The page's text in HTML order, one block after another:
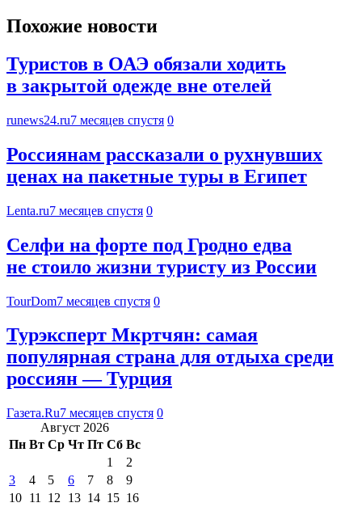
Похожие новости
Туристов в ОАЭ обязали ходить
в закрытой одежде вне отелей
runews24.ru7 месяцев спустя 0
Россиянам рассказали о рухнувших
ценах на пакетные туры в Египет
Lenta.ru7 месяцев спустя 0
Селфи на форте под Гродно едва
не стоило жизни туристу из России
TourDom7 месяцев спустя 0
Турэксперт Мкртчян: самая
популярная страна для отдыха среди
россиян — Турция
Газета.Ru7 месяцев спустя 0
Август 2026
Пн Вт Ср Чт Пт Сб Вс
1
2
3
4 5 6 7 8
9
10 11 12 13 14 15 16